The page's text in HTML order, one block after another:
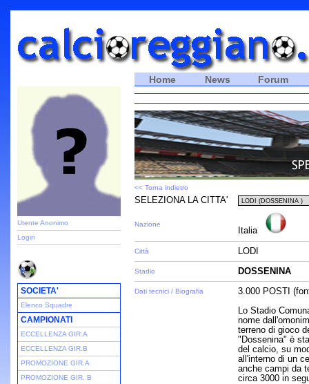
Utente Anonimo
Login
SOCIETA'
Elenco Squadre
CAMPIONATI
ECCELLENZA GIR.A
ECCELLENZA GIR.B
PROMOZIONE GIR.A
PROMOZIONE GIR. B
Home News Forum
<< Torna indietro
SELEZIONA LA CITTA'
Nazione
Italia
Città LODI
Stadio DOSSENINA
Dati tecnici / Biografia
3.000 POSTI
Lo Stadio
nome
terreno di gioco
"Dossenina" è
del calcio, su
all'interno di un
anche campi da
circa 3000 in